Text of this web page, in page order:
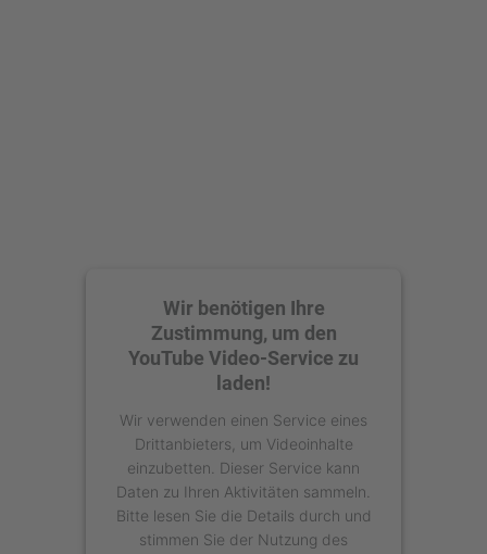
Wir benötigen Ihre
Zustimmung, um den
YouTube Video-Service zu
laden!
Wir verwenden einen Service eines
Drittanbieters, um Videoinhalte
einzubetten. Dieser Service kann
Daten zu Ihren Aktivitäten sammeln.
Bitte lesen Sie die Details durch und
stimmen Sie der Nutzung des